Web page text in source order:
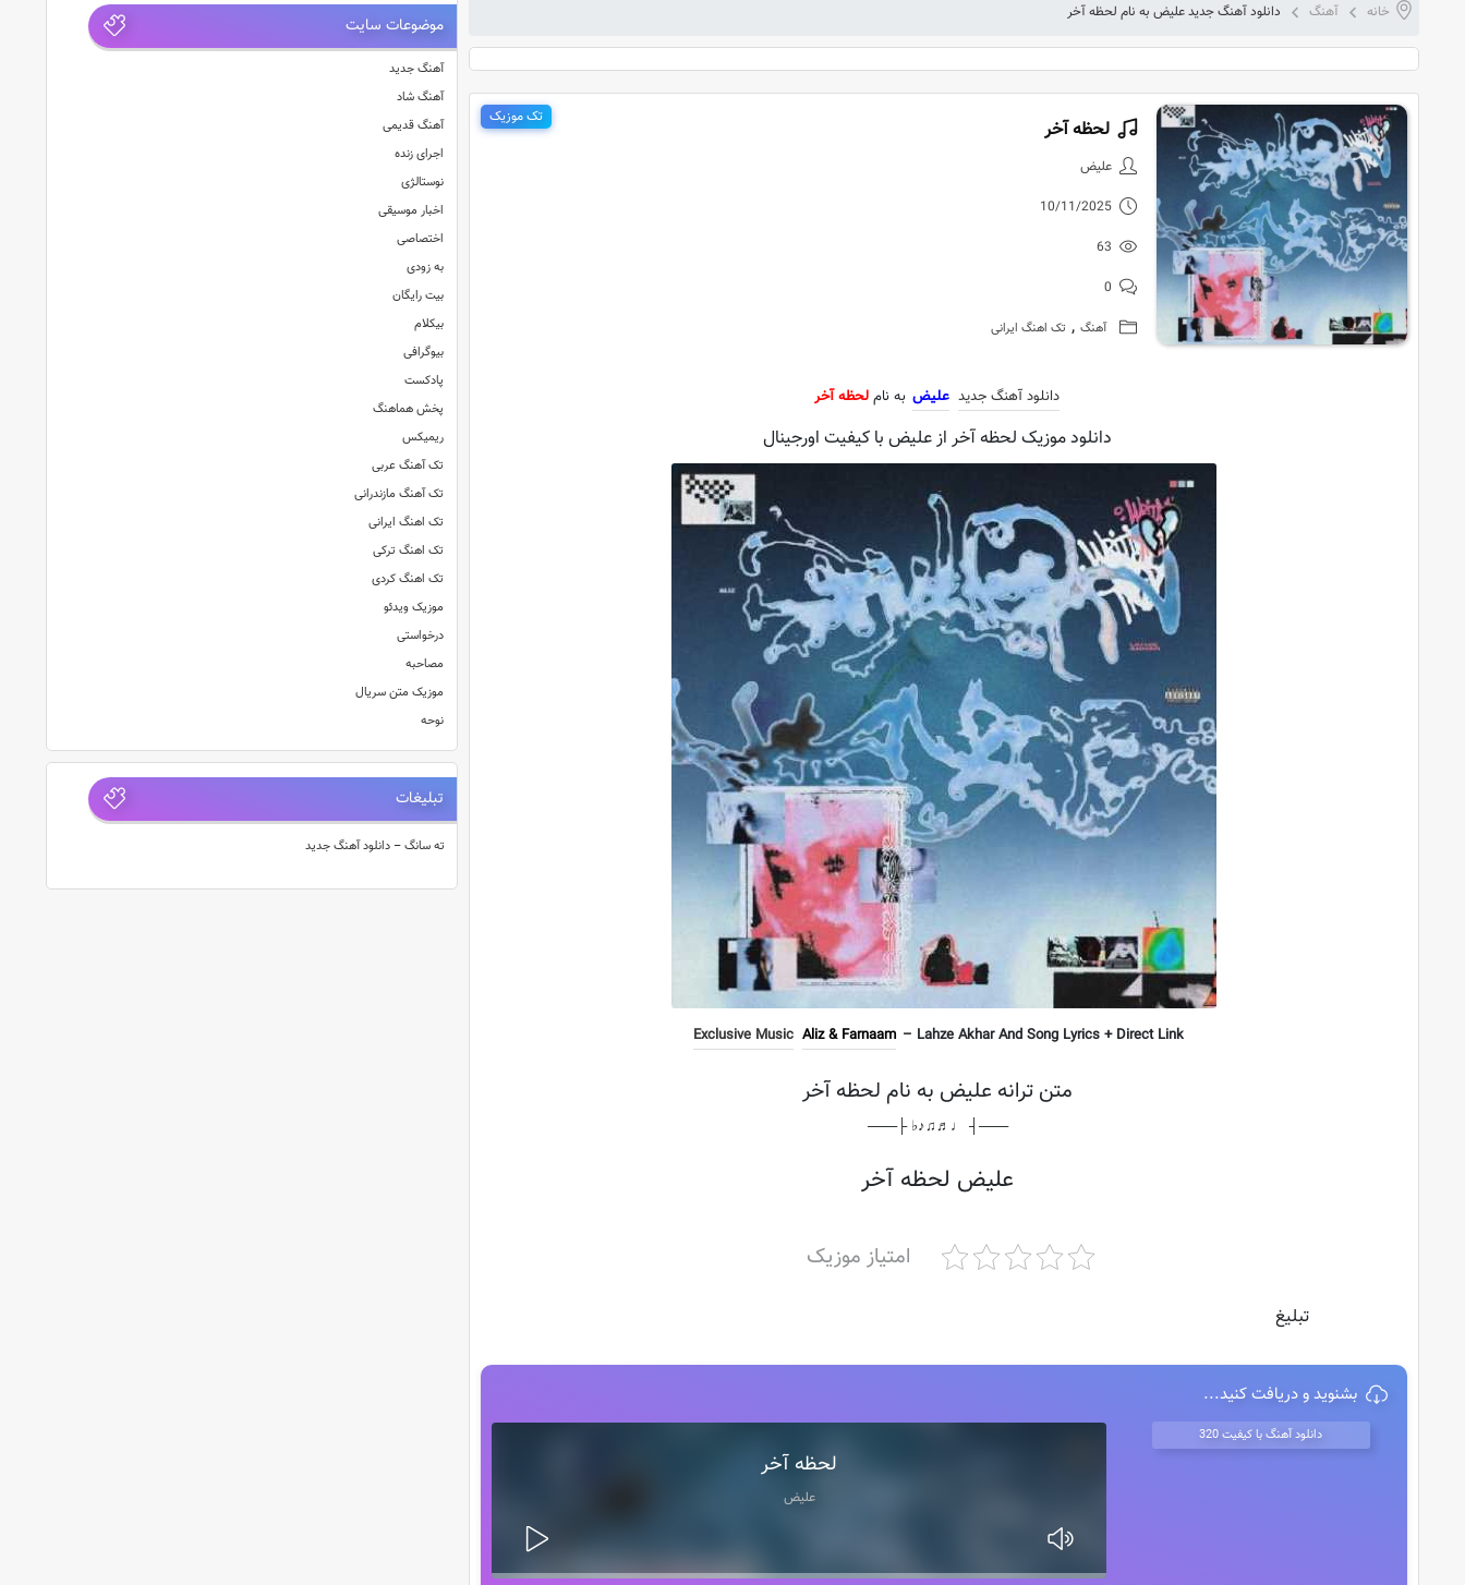
خانه آهنگ دانلود آهنگ جدید علیض به نام لحظه آخر
دانلود آهنگ جدید علیض به نام لحظه آخر
لحظه آخر
علیض
10/11/2025
63
0
آهنگ , تک اهنگ ایرانی
تک موزیک
دانلود آهنگ جدید علیض به ناملحظه آخر
دانلود موزیک لحظه آخر از علیض با کیفیت اورجینال
Exclusive Music Aliz & Farnaam – Lahze Akhar And Song Lyrics + Direct Link
متن ترانه علیض به نام لحظه آخر
───┤ ♩♬♫♪♭ ├───
علیض لحظه آخر
امتیاز موزیک
تبلیغ
بشنوید و دریافت کنید...
دانلود آهنگ با کیفیت 320
لحظه آخر
علیض
موضوعات سایت
آهنگ جدید
آهنگ شاد
آهنگ قدیمی
اجرای زنده
نوستالژی
اخبار موسیقی
اختصاصی
به زودی
بیت رایگان
بیکلام
بیوگرافی
پادکست
پخش هماهنگ
ریمیکس
تک آهنگ عربی
تک آهنگ مازندرانی
تک اهنگ ایرانی
تک اهنگ ترکی
تک اهنگ کردی
موزیک ویدئو
درخواستی
مصاحبه
موزیک متن سریال
نوحه
تبلیغات
ته سانگ – دانلود آهنگ جدید